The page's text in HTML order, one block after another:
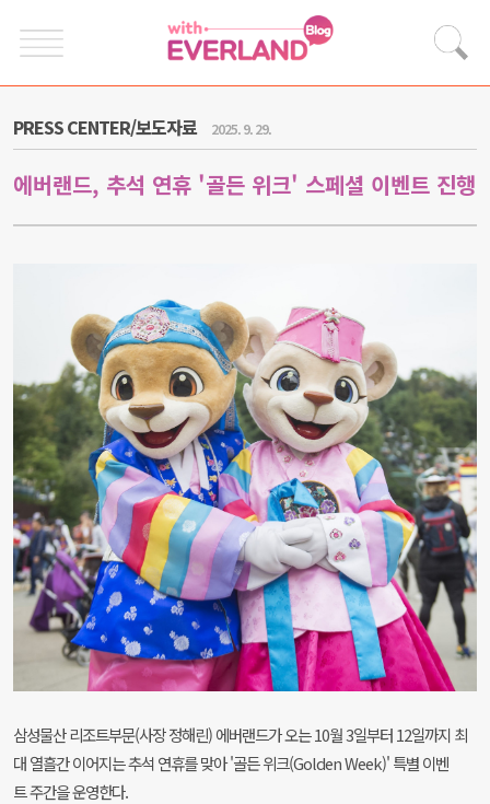
PRESS CENTER/보도자료 2025. 9. 29.
에버랜드, 추석 연휴 '골든 위크' 스페셜 이벤트 진행
삼성물산 리조트부문(사장 정해린) 에버랜드가 오는 10월 3일부터 12일까지 최
대 열흘간 이어지는 추석 연휴를 맞아 '골든 위크(Golden Week)' 특별 이벤
트 주간을 운영한다.